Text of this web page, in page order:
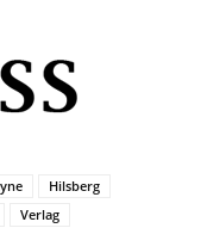
Hilsberg
Verlag